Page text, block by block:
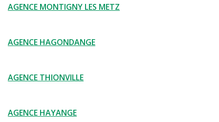
AGENCE MONTIGNY LES METZ
AGENCE HAGONDANGE
AGENCE THIONVILLE
AGENCE HAYANGE